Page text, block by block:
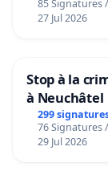
85 Signatures
27 Jul 2026
Stop à la
à Neuchâtel
299
76 Signatures
29 Jul 2026